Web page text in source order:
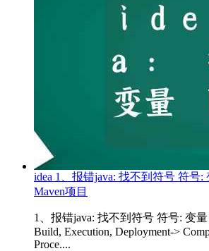
idea 1、报错java: 找不到符号 符号:
Maven项目
1、报错java: 找不到符号 符号: 变量
Build, Execution, Deployment->
Proce....